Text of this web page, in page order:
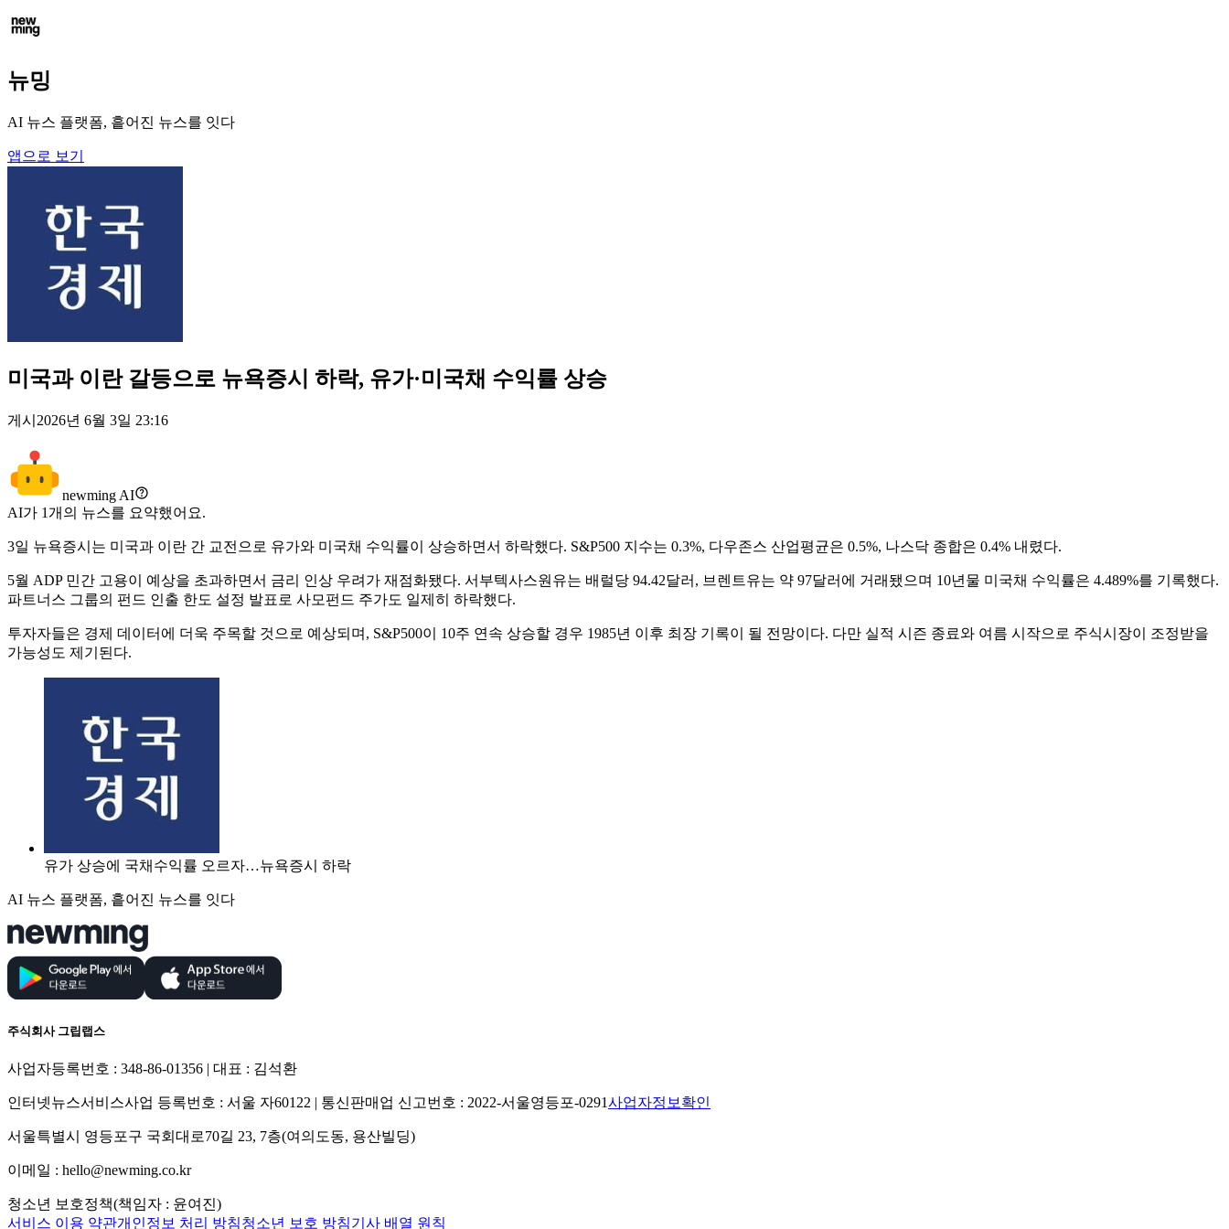
뉴밍
AI 뉴스 플랫폼, 흩어진 뉴스를 잇다
앱으로 보기
미국과 이란 갈등으로 뉴욕증시 하락, 유가·미국채 수익률 상승
게시 2026년 6월 3일 23:16
newming AI
AI가 1개의 뉴스를 요약했어요.
3일 뉴욕증시는 미국과 이란 간 교전으로 유가와 미국채 수익률이 상승하면서 하락했다. S&P500 지수는 0.3%, 다우존스 산업평균은 0.5%, 나스닥 종합은 0.4% 내렸다.
5월 ADP 민간 고용이 예상을 초과하면서 금리 인상 우려가 재점화됐다. 서부텍사스원유는 배럴당 94.42달러, 브렌트유는 약 97달러에 거래됐으며 10년물 미국채 수익률은 4.489%를 기록했다.
파트너스 그룹의 펀드 인출 한도 설정 발표로 사모펀드 주가도 일제히 하락했다.
투자자들은 경제 데이터에 더욱 주목할 것으로 예상되며, S&P500이 10주 연속 상승할 경우 1985년 이후 최장 기록이 될 전망이다. 다만 실적 시즌 종료와 여름 시작으로 주식시장이 조정받을
가능성도 제기된다.
유가 상승에 국채수익률 오르자…뉴욕증시 하락
AI 뉴스 플랫폼, 흩어진 뉴스를 잇다
주식회사 그립랩스
사업자등록번호 : 348-86-01356 | 대표 : 김석환
인터넷뉴스서비스사업 등록번호 : 서울 자60122 | 통신판매업 신고번호 : 2022-서울영등포-0291사업자정보확인
서울특별시 영등포구 국회대로70길 23, 7층(여의도동, 용산빌딩)
이메일 : hello@newming.co.kr
청소년 보호정책(책임자 : 윤여진)
서비스 이용 약관개인정보 처리 방침청소년 보호 방침기사 배열 원칙